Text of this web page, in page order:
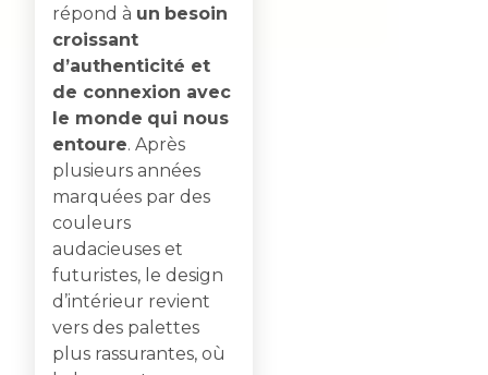
répond à un besoin
croissant
d’authenticité et
de connexion avec
le monde qui nous
entoure. Après
plusieurs années
marquées par des
couleurs
audacieuses et
futuristes, le design
d’intérieur revient
vers des palettes
plus rassurantes, où